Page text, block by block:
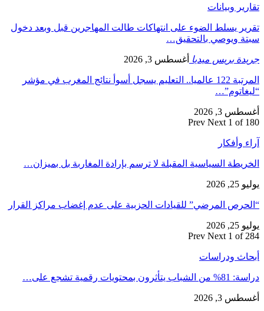
وبيانات
يسلط الضوء على انتهاكات طالت المهاجرين قبل وبعد دخول
ويوصي بالتحقيق…
بريس ميدياأغسطس 3, 2026
المرتبة 122 عالميا.. التعليم يسجل أسوأ نتائج المغرب في مؤشر
3, 2026
PrevNext 1 of
وأفكار
السياسية المقبلة لا ترسم بإرادة المغاربة بل بميزان…
المرضي” للقيادات الحزبية على عدم إغضاب مراكز القرار
PrevNext 1 of
ودراسات
رقمية تشجع على…
3, 2026